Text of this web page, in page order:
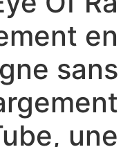
en
sans
une